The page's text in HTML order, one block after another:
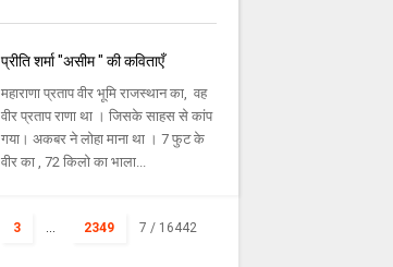
प्रीति शर्मा "असीम " की कविताएँ
महाराणा प्रताप वीर भूमि राजस्थान का, वह
वीर प्रताप राणा था । जिसके साहस से कांप
गया। अकबर ने लोहा माना था । 7 फुट के
वीर का , 72 किलो का भाला...
3 ... 2349 7 / 16442